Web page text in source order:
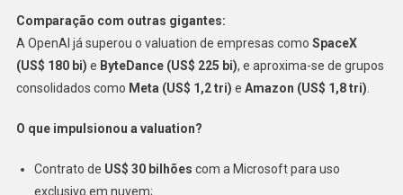
Comparação com outras gigantes:
A OpenAI já superou o valuation de empresas como SpaceX
(US$ 180 bi) e ByteDance (US$ 225 bi), e aproxima-se de grupos
consolidados como Meta (US$ 1,2 tri) e Amazon (US$ 1,8 tri)
O que impulsionou a valuation?
Contrato de US$ 30 bilhões com a Microsoft para uso
exclusivo em nuvem;